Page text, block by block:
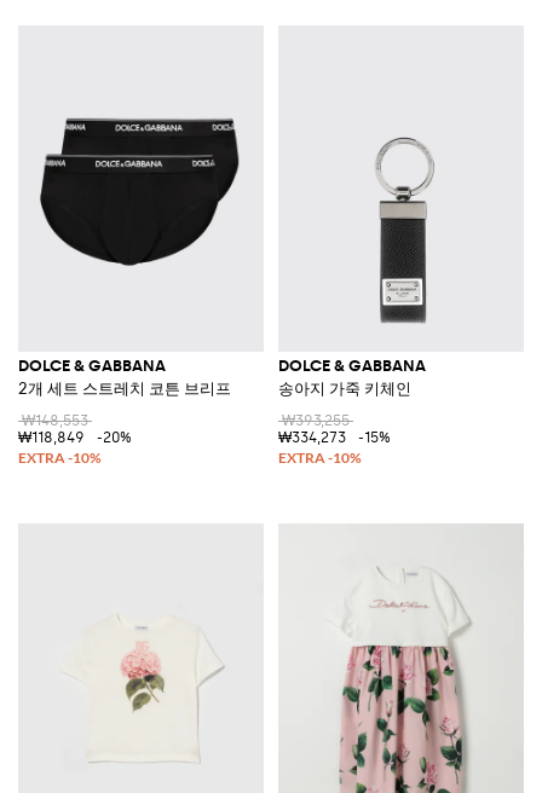
DOLCE & GABBANA
2개 세트 스트레치 코튼 브리프
₩148,553
₩118,849
-20%
DOLCE & GABBANA
송아지 가죽 키체인
₩393,255
₩334,273
-15%